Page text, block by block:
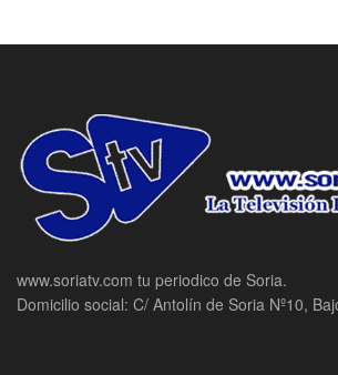
www.soriatv.com tu periodico de Soria.
Domicilio social: C/ Antolín de Soria Nº10,